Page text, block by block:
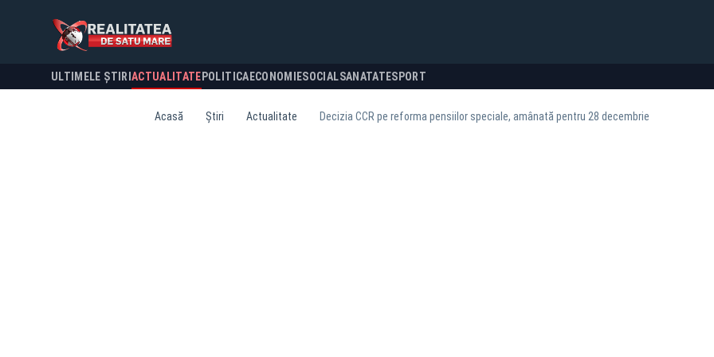
ULTIMELE ȘTIRI ACTUALITATE POLITICA ECONOMIESOCIALSANATATESPORT
Acasă Știri Actualitate Decizia CCR pe reforma pensiilor speciale, amânată pentru 28 decembrie